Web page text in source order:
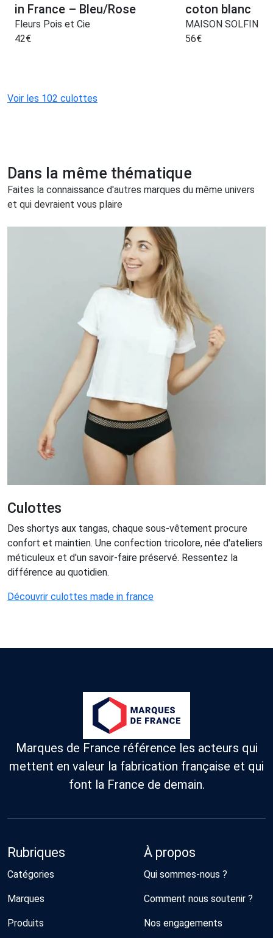
in France – Bleu/Rose
Fleurs Pois et Cie
42€
coton blanc
MAISON SOLFIN
56€
Voir les 102 culottes
Dans la même thématique
Faites la connaissance d'autres marques du même univers
et qui devraient vous plaire
Culottes
Des shortys aux tangas, chaque sous-vêtement procure
confort et maintien. Une confection tricolore, née d'ateliers
méticuleux et d'un savoir-faire préservé. Ressentez la
différence au quotidien.
Découvrir culottes made in france
Marques de France référence les acteurs qui
mettent en valeur la fabrication française et qui
font la France de demain.
Rubriques
Catégories
Marques
Produits
À propos
Qui sommes-nous ?
Comment nous soutenir ?
Nos engagements